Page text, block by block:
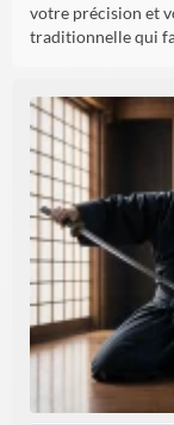
votre précision et
traditionnelle qui